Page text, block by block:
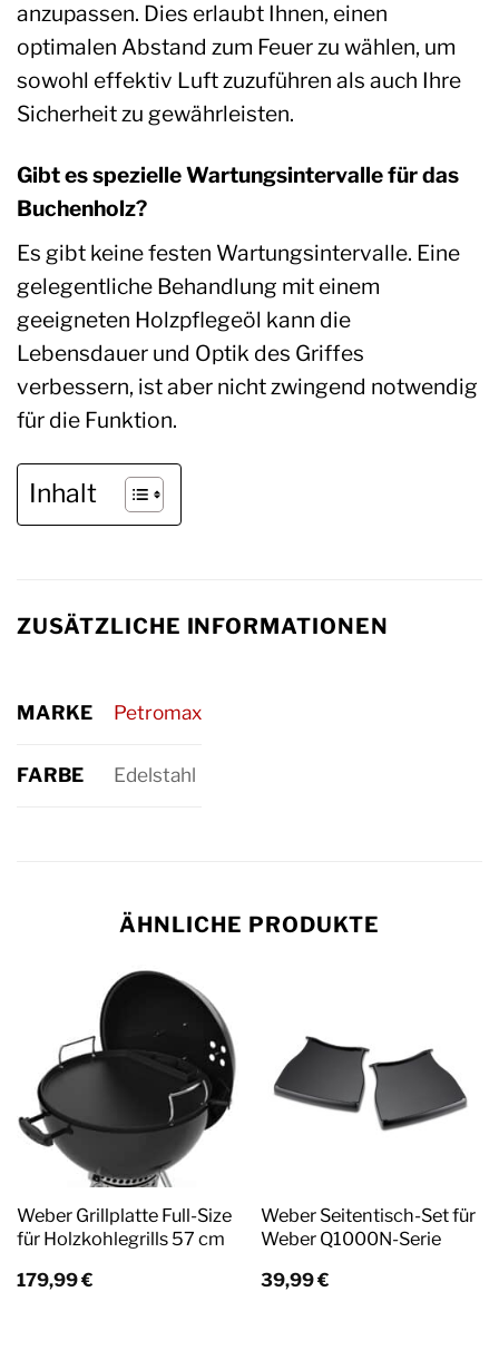
anzupassen. Dies erlaubt Ihnen, einen
optimalen Abstand zum Feuer zu wählen, um
sowohl effektiv Luft zuzuführen als auch Ihre
Sicherheit zu gewährleisten.
Gibt es spezielle Wartungsintervalle für das
Buchenholz?
Es gibt keine festen Wartungsintervalle. Eine
gelegentliche Behandlung mit einem
geeigneten Holzpflegeöl kann die
Lebensdauer und Optik des Griffes
verbessern, ist aber nicht zwingend notwendig
für die Funktion.
Inhalt
ZUSÄTZLICHE INFORMATIONEN
MARKE Petromax
FARBE Edelstahl
ÄHNLICHE PRODUKTE
Weber Grillplatte Full-Size
für Holzkohlegrills 57 cm
179,99€
Weber Seitentisch-Set für
Weber Q1000N-Serie
39,99€